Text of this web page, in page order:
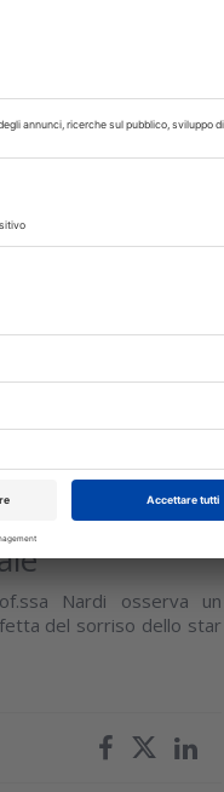
nello
visione
profonda sul futuro
del paziente e ritiene
Nardi osserva un
del sorriso dello star